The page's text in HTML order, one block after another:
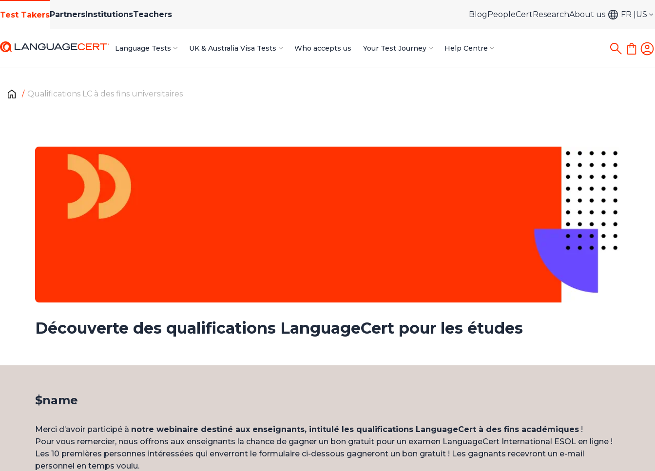
Test TakersPartnersInstitutionsTeachers BlogPeopleCertResearchAbout us FR US
Language Tests UK & Australia Visa Tests Who accepts us Your Test Journey Help Centre
Qualifications LC à des fins universitaires
Découverte des qualifications LanguageCert pour les études
$name
Merci d’avoir participé à notre webinaire destiné aux enseignants, intitulé les qualifications LanguageCert à des fins académiques !
Pour vous remercier, nous offrons aux enseignants la chance de gagner un bon gratuit pour un examen LanguageCert International ESOL en ligne !
Les 10 premières personnes intéressées qui enverront le formulaire ci-dessous gagneront un bon gratuit ! Les gagnants recevront un e-mail
personnel en temps voulu.